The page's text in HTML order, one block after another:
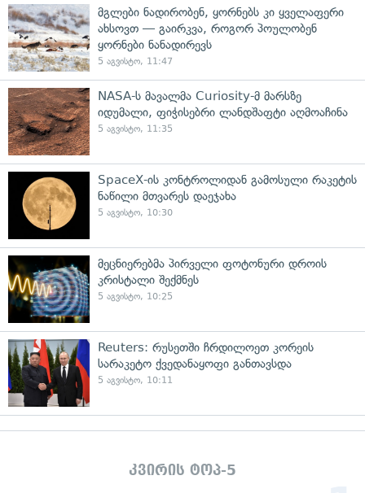
მგლები ნადირობენ, ყორნებს კი ყველაფერი
ახსოვთ — გაირკვა, როგორ პოულობენ
ყორნები ნანადირევს
5 აგვისტო, 11:47
NASA-ს მავალმა Curiosity-მ მარსზე
იდუმალი, ფიჭისებრი ლანდშაფტი აღმოაჩინა
5 აგვისტო, 11:35
SpaceX-ის კონტროლიდან გამოსული რაკეტის
ნაწილი მთვარეს დაეჯახა
5 აგვისტო, 10:30
მეცნიერებმა პირველი ფოტონური დროის
კრისტალი შექმნეს
5 აგვისტო, 10:25
Reuters: რუსეთში ჩრდილოეთ კორეის
სარაკეტო ქვედანაყოფი განთავსდა
5 აგვისტო, 10:11
კვირის ტოპ-5